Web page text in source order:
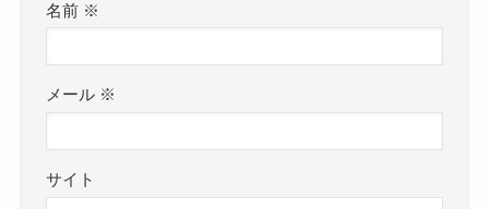
名前 ※
メール ※
サイト